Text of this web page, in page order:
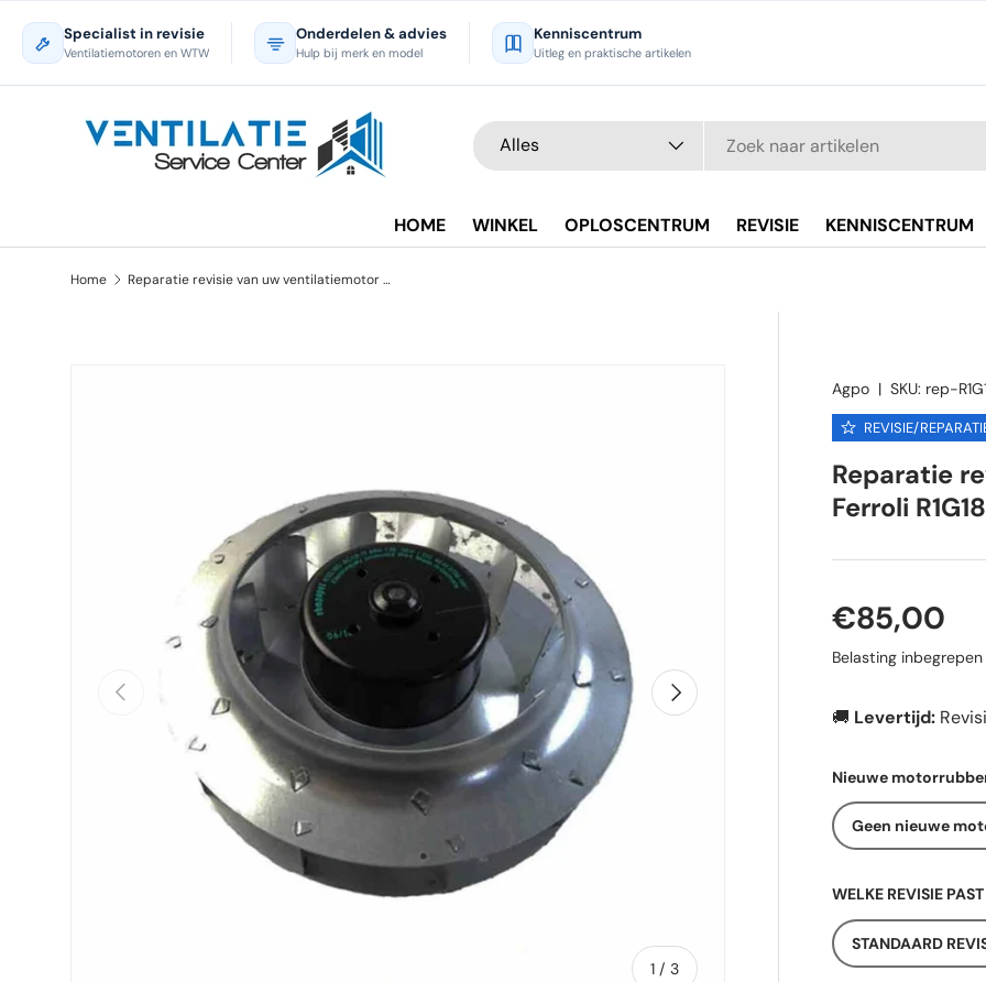
Ga naar inhoud
Specialist in revisie
Ventilatiemotoren en WTW
Onderdelen & advies
Hulp bij merk en model
Kenniscentrum
Uitleg en praktische artikelen
Zoeken
Productsoort
Alles
HOME WINKEL OPLOSCENTRUM REVISIE KENNISCENTRUM
Home Reparatie revisie van uw ventilatiemotor Agpo Ferroli R1G180-AC13-10
Vorige
1 /van
3
Volgende
Agpo |SKU: rep-
REVISIE/
Reparatie
Ferroli
Reguliere
€85,00
Belasting
🚚 Levertijd:
Nieuwe
Geen nieuwe
WELKE REVISIE
STANDAARD